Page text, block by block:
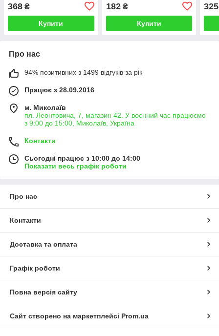
368 ₴
Купити
182₴
Купити
325
Про нас
94% позитивних з 1499 відгуків за рік
Працює з 28.09.2016
м. Миколаїв
пл. Леонтовича, 7, магазин 42. У воєнний час працюємо
з 9:00 до 15:00, Миколаїв, Україна
Контакти
Сьогодні працює з 10:00 до 14:00
Показати весь графік роботи
Про нас
Контакти
Доставка та оплата
Графік роботи
Повна версія сайту
Сайт створено на маркетплейсі Prom.ua